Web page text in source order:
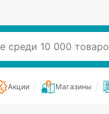
Акции Магазины